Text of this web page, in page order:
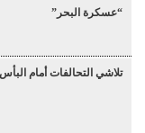
“عسكرة البحر”
تلاشي التحالفات أمام